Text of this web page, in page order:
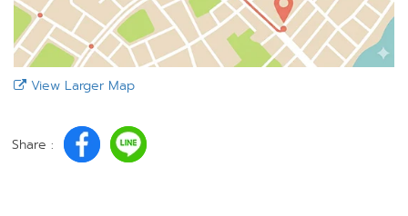
View Larger Map
Share :